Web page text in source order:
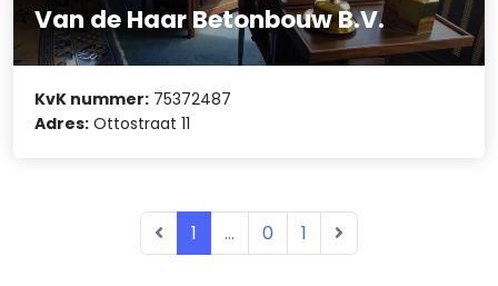
Van de Haar Betonbouw B.V.
KvK nummer: 75372487
Adres: Ottostraat 11
1 ... 0 1